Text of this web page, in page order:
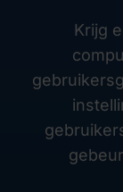
Krijg